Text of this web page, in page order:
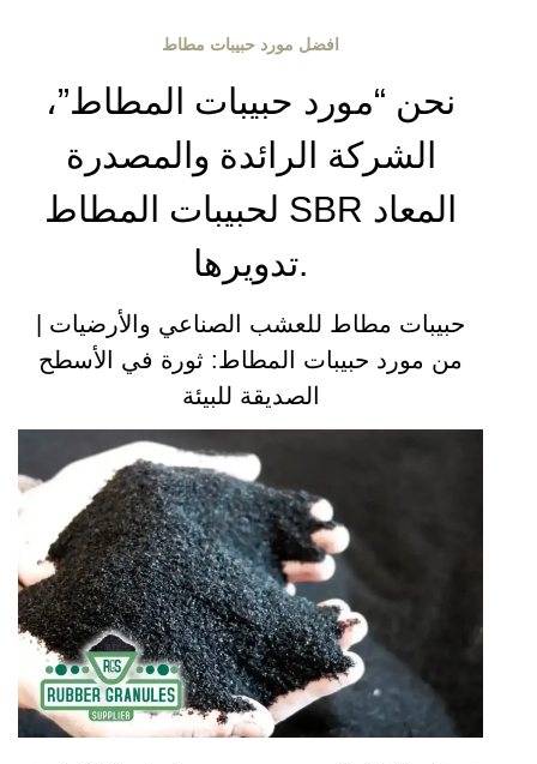
افضل مورد حبيبات مطاط
نحن “مورد حبيبات المطاط”،
الشركة الرائدة والمصدرة
لحبيبات المطاط SBR المعاد
تدويرها.
حبيبات مطاط للعشب الصناعي والأرضيات |
من مورد حبيبات المطاط: ثورة في الأسطح
الصديقة للبيئة